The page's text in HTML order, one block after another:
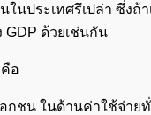
นประเทศรึเปล่า ซึ่ง
ด้วยเช่นกัน
อ
กชน ในด้านค่าใช้จ่ายทั่